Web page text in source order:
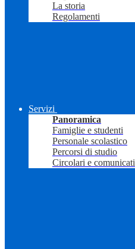
La storia
Regolamenti
Servizi
Panoramica
Famiglie e studenti
Personale scolastico
Percorsi di studio
Circolari e comunicati